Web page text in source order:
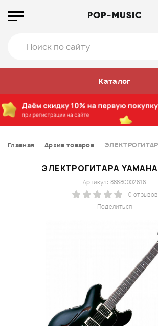
Каталог
Главная Архив товаров
ЭЛЕКТРОГИТАРА YAMAHA
Поделиться
Артикул: 88880002616
0 отзывов